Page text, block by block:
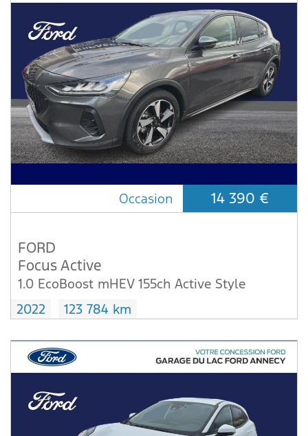
Occasion 14 390 €
FORD
Focus Active
1.0 EcoBoost mHEV 155ch Active Style
2022
123 784 km